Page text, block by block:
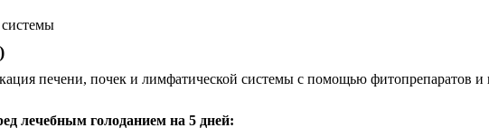
печени, почек и лимфатической системы с помощью
лечебным голоданием на 5 дней: